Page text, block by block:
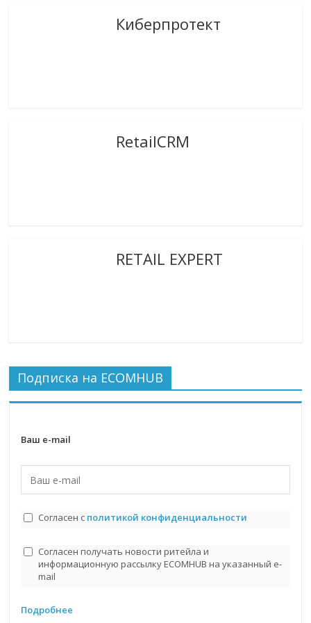
Киберпротект
RetailCRM
RETAIL EXPERT
Подписка на ECOMHUB
Ваш e-mail
Согласен с политикой конфиденциальности
Согласен получать новости ритейла и
информационную рассылку ECOMHUB на указанный e-
mail
Подробнее